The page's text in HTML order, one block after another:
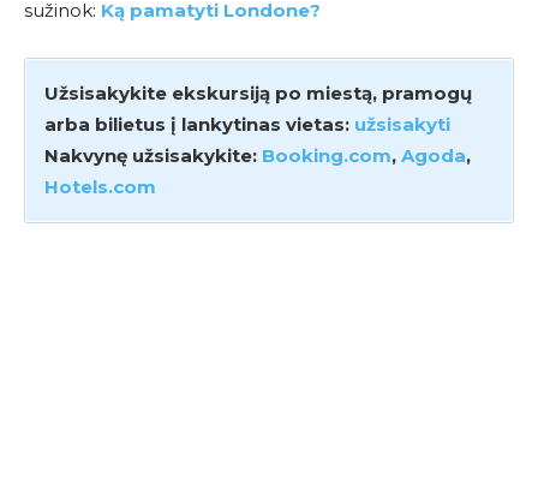
sužinok: Ką pamatyti Londone?
Užsisakykite ekskursiją po miestą, pramogų
arba bilietus į lankytinas vietas: užsisakyti
Nakvynę užsisakykite: Booking.com, Agoda,
Hotels.com